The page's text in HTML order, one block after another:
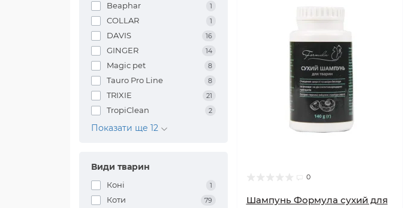
Beaphar 1
COLLAR 1
DAVIS 16
GINGER 14
Magiс pet 8
Tauro Pro Line 8
TRIXIE 21
TropiClean 2
Показати ще 12
Види тварин
Коні 1
Коти 79
0
Шампунь Формула сухий для